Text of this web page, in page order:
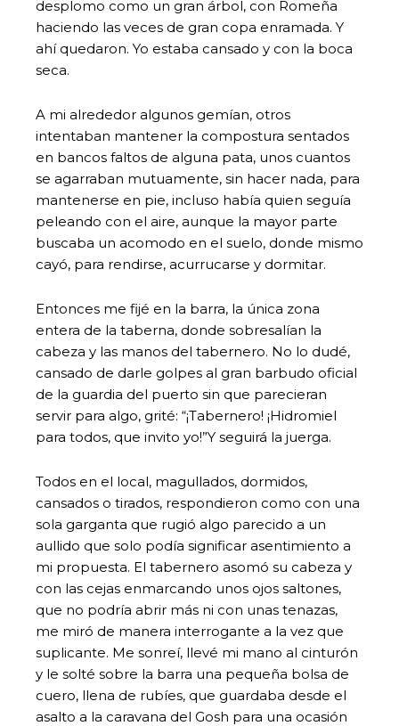
desplomo como un gran árbol, con Romeña
haciendo las veces de gran copa enramada. Y
ahí quedaron. Yo estaba cansado y con la boca
seca.
A mi alrededor algunos gemían, otros
intentaban mantener la compostura sentados
en bancos faltos de alguna pata, unos cuantos
se agarraban mutuamente, sin hacer nada, para
mantenerse en pie, incluso había quien seguía
peleando con el aire, aunque la mayor parte
buscaba un acomodo en el suelo, donde mismo
cayó, para rendirse, acurrucarse y dormitar.
Entonces me fijé en la barra, la única zona
entera de la taberna, donde sobresalían la
cabeza y las manos del tabernero. No lo dudé,
cansado de darle golpes al gran barbudo oficial
de la guardia del puerto sin que parecieran
servir para algo, grité: “¡Tabernero! ¡Hidromiel
para todos, que invito yo!”Y seguirá la juerga.
Todos en el local, magullados, dormidos,
cansados o tirados, respondieron como con una
sola garganta que rugió algo parecido a un
aullido que solo podía significar asentimiento a
mi propuesta. El tabernero asomó su cabeza y
con las cejas enmarcando unos ojos saltones,
que no podría abrir más ni con unas tenazas,
me miró de manera interrogante a la vez que
suplicante. Me sonreí, llevé mi mano al cinturón
y le solté sobre la barra una pequeña bolsa de
cuero, llena de rubíes, que guardaba desde el
asalto a la caravana del Gosh para una ocasión